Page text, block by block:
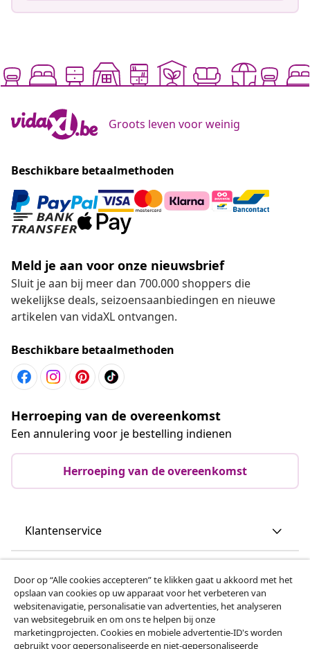
Groots leven voor weinig
Beschikbare betaalmethoden
Meld je aan voor onze nieuwsbrief
Sluit je aan bij meer dan 700.000 shoppers die
wekelijkse deals, seizoensaanbiedingen en nieuwe
artikelen van vidaXL ontvangen.
Beschikbare betaalmethoden
Herroeping van de overeenkomst
Een annulering voor je bestelling indienen
Herroeping van de overeenkomst
Klantenservice
vidaXL
Door op “Alle cookies accepteren” te klikken gaat u akkoord met het
opslaan van cookies op uw apparaat voor het verbeteren van
websitenavigatie, personalisatie van advertenties, het analyseren
van websitegebruik en om ons te helpen bij onze
marketingprojecten. Cookies en mobiele advertentie-ID's worden
gebruikt voor gepersonaliseerde en niet-gepersonaliseerde